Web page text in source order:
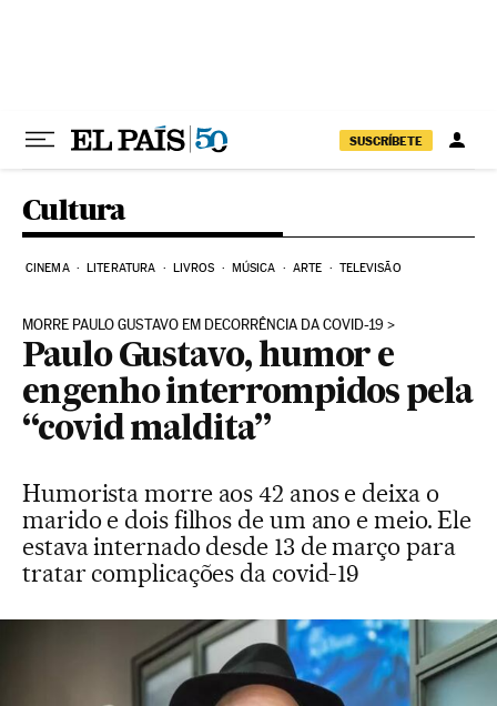
SUSCRÍBETE
Cultura
CINEMA LITERATURA LIVROS MÚSICA ARTE TELEVISÃO
MORRE PAULO GUSTAVO EM DECORRÊNCIA DA COVID-19
Paulo Gustavo, humor e
engenho interrompidos pela
“covid maldita”
Humorista morre aos 42 anos e deixa o
marido e dois filhos de um ano e meio. Ele
estava internado desde 13 de março para
tratar complicações da covid-19